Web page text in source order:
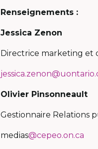
Renseignements :
Jessica Zenon
Directrice marketing et
Olivier Pinsonneault
Gestionnaire Relations
medias@cepeo.on.ca